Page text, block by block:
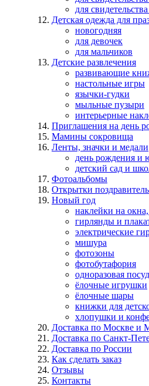
для
Детская одежда для
новогодняя
для девочек
для мальчиков
Детские развлечения
развивающие
настольные игры
язычки-гудки
мыльные пузыри
интерьерные
Приглашения на день
Мамины сокровища
Ленты, значки и медали
день рождения и
детский сад и
Фотоальбомы
Открытки
Новый год
наклейки на
гирлянды и
электрические
мишура
фотозоны
фотобутафория
одноразовая
ёлочные игрушки
ёлочные шары
книжки для
хлопушки и
Доставка по Москве и
Доставка по Санкт-
Доставка по России
Как сделать заказ
Отзывы
Контакты